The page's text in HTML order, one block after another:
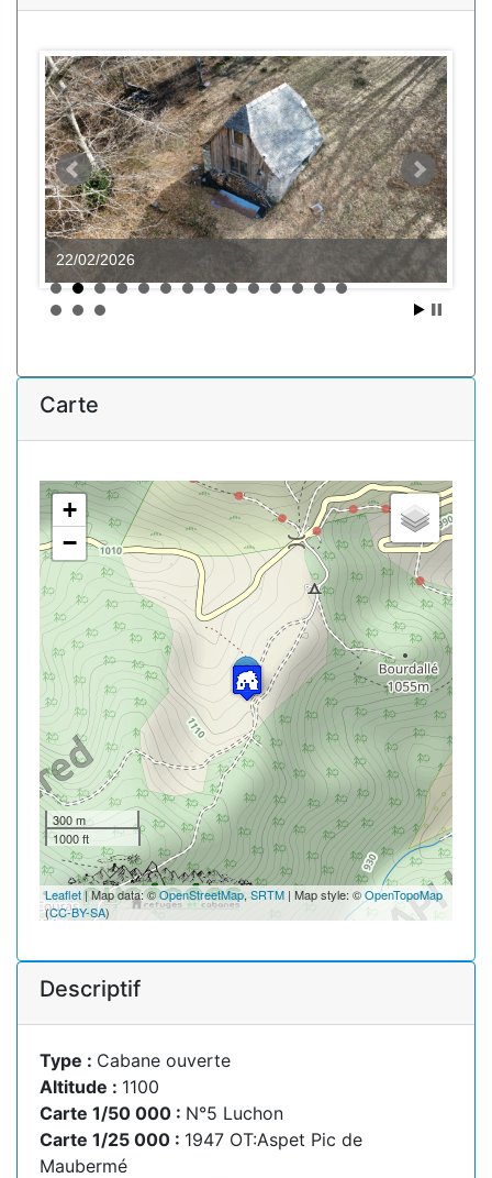
22/02/2026
Carte
+
−
300 m
1000 ft
Leaflet| Map data: ©OpenStreetMap, SRTM | Map style: ©OpenTopoMap
(CC-BY-SA)
Descriptif
Type : Cabane ouverte
Altitude : 1100
Carte 1/50 000 : N°5 Luchon
Carte 1/25 000 : 1947 OT:Aspet Pic de
Maubermé